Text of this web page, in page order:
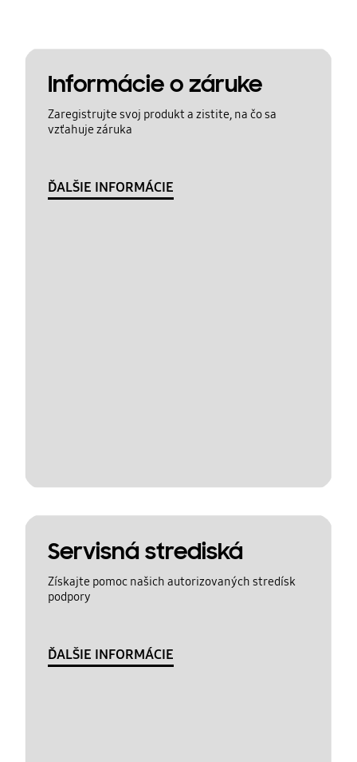
Informácie o záruke
Zaregistrujte svoj produkt a zistite, na čo sa
vzťahuje záruka
ĎALŠIE INFORMÁCIE
Servisná strediská
Získajte pomoc našich autorizovaných stredísk
podpory
ĎALŠIE INFORMÁCIE